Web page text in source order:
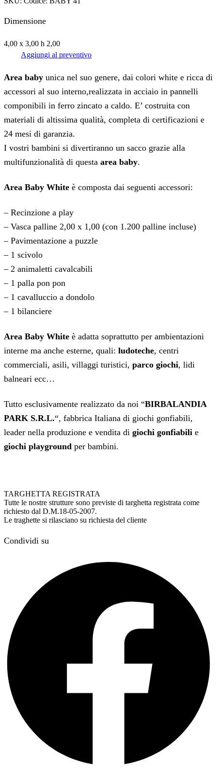
Dimensione
4,00 x 3,00 h 2,00
Aggiungi al preventivo
Area baby unica nel suo genere, dai colori white e ricca di
accessori al suo interno,realizzata in acciaio in pannelli
componibili in ferro zincato a caldo. E’ costruita con
materiali di altissima qualità, completa di certificazioni e
24 mesi di garanzia.
I vostri bambini si divertiranno un sacco grazie alla
multifunzionalità di questa area baby.
Area Baby White è composta dai seguenti accessori:
– Recinzione a play
– Vasca palline 2,00 x 1,00 (con 1.200 palline incluse)
– Pavimentazione a puzzle
– 1 scivolo
– 2 animaletti cavalcabili
– 1 palla pon pon
– 1 cavalluccio a dondolo
– 1 bilanciere
Area Baby White è adatta soprattutto per ambientazioni
interne ma anche esterne, quali: ludoteche, centri
commerciali, asili, villaggi turistici, parco giochi, lidi
balneari ecc…
Tutto esclusivamente realizzato da noi “BIRBALANDIA
PARK S.R.L.“, fabbrica Italiana di giochi gonfiabili,
leader nella produzione e vendita di giochi gonfiabili e
giochi playground per bambini.
TARGHETTA REGISTRATA
Tutte le nostre strutture sono previste di targhetta registrata come
richiesto dal D.M.18-05-2007.
Le traghette si rilasciano su richiesta del cliente
Condividi su